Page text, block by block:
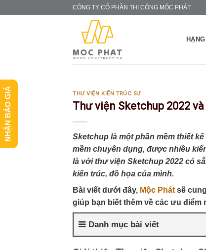
CÔNG TY CỔ PHẦN THI CÔNG MỘC PHÁT
THƯ VIỆN KIẾN TRÚC SƯ
Thư viện Sketchup 2022
Sketchup là một phần mềm thiết
mềm chuyên dụng, được nhiều
là với thư viện Sketchup 2022 có
kiến trúc, đồ họa của mình.
Bài viết dưới đây, Mộc Phát sẽ
giúp bạn biết thêm về các ưu điểm
Danh mục bài viết
NHẬN BÁO GIÁ